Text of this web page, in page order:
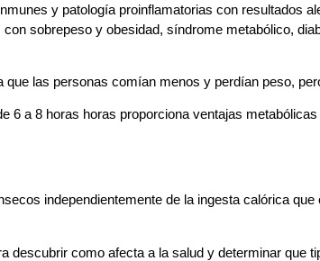
y patología proinflamatorias con resultados
sobrepeso y obesidad, síndrome metabólico,
las personas comían menos y perdían peso,
6 a 8 horas horas proporciona ventajas
independientemente de la ingesta calórica
como afecta a la salud y determinar que